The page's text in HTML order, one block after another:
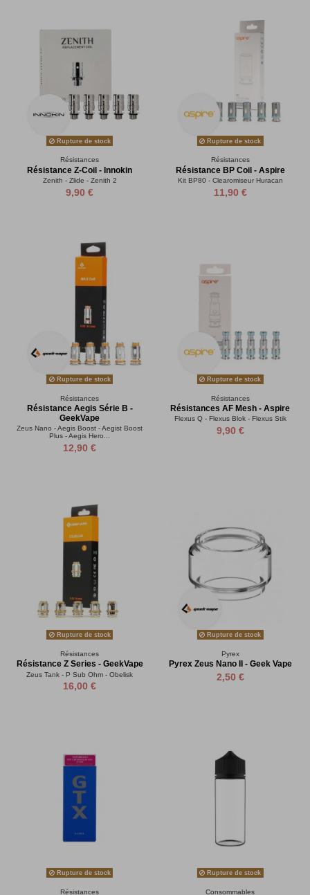
Rupture de stock
Résistances
Résistance Z-Coil - Innokin
Zenith - Zlide - Zenith 2
9,90 €
Rupture de stock
Résistances
Résistance BP Coil - Aspire
Kit BP80 - Clearomiseur Huracan
11,90 €
Rupture de stock
Résistances
Résistance Aegis Série B -
GeekVape
Zeus Nano - Aegis Boost - Aegist Boost
Plus - Aegis Hero...
12,90 €
Rupture de stock
Résistances
Résistances AF Mesh - Aspire
Flexus Q - Flexus Blok - Flexus Stik
9,90 €
Rupture de stock
Résistances
Résistance Z Series - GeekVape
Zeus Tank - P Sub Ohm - Obelisk
16,00 €
Rupture de stock
Pyrex
Pyrex Zeus Nano II - Geek Vape
2,50 €
Rupture de stock
Résistances
Rupture de stock
Consommables